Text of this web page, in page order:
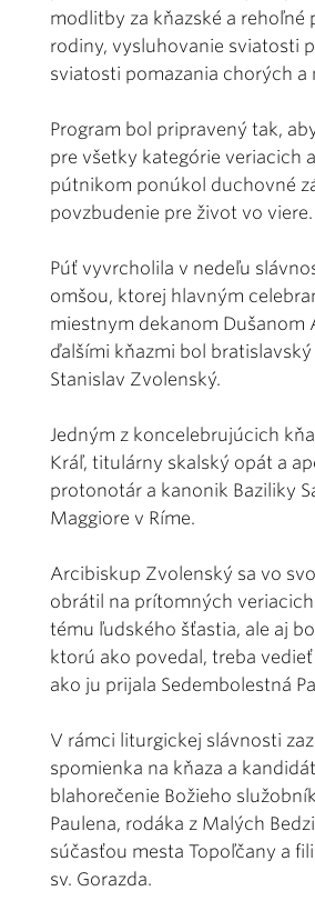
modlitby za kňazské a rehoľné
rodiny, vysluhovanie sviatosti
sviatosti pomazania chorých a
Program bol pripravený tak,
pre všetky kategórie veriacich
pútnikom ponúkol duchovné
povzbudenie pre život vo viere.
Púť vyvrcholila v nedeľu
omšou, ktorej hlavným
miestnym dekanom Dušanom
ďalšími kňazmi bol
Stanislav Zvolenský.
Jedným z koncelebrujúcich
Kráľ, titulárny skalský opát a
protonotár a kanonik Baziliky
Maggiore v Ríme.
Arcibiskup Zvolenský sa vo
obrátil na prítomných
tému ľudského šťastia, ale aj
ktorú ako povedal, treba
ako ju prijala Sedembolestná
V rámci liturgickej slávnosti
spomienka na kňaza a
blahorečenie Božieho
Paulena, rodáka z Malých
súčasťou mesta Topoľčany a
sv. Gorazda.